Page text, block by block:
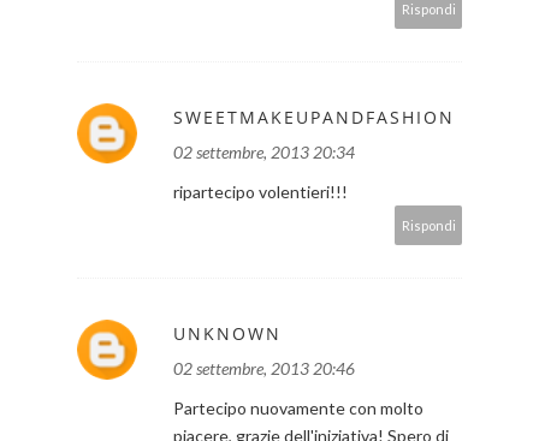
Rispondi
SWEETMAKEUPANDFASHION
02 settembre, 2013 20:34
ripartecipo volentieri!!!
Rispondi
UNKNOWN
02 settembre, 2013 20:46
Partecipo nuovamente con molto
piacere, grazie dell'iniziativa! Spero di